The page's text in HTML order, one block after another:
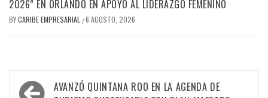
2026” EN ORLANDO EN APOYO AL LIDERAZGO FEMENINO
BYCARIBE EMPRESARIAL /6 AGOSTO, 2026
NavegaciónAVANZÓ QUINTANA ROO EN LA AGENDA DE